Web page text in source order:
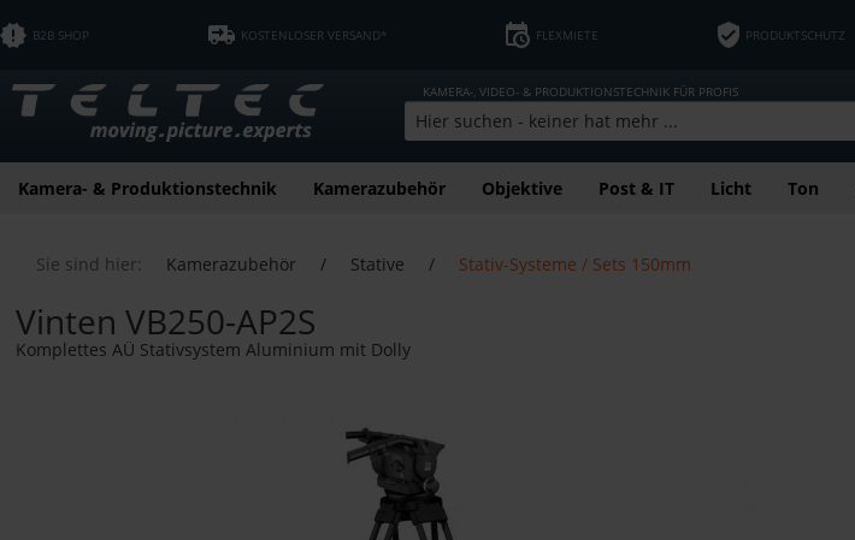
B2B SHOP KOSTENLOSER VERSAND* FLEXMIETE PRODUKTSCHUTZ
KAMERA-, VIDEO- & PRODUKTIONSTECHNIK FÜR PROFIS
Kamera- & Produktionstechnik Kamerazubehör Objektive Post & IT Licht Ton
Sie sind hier: Kamerazubehör / Stative / Stativ-Systeme / Sets 150mm
Vinten VB250-AP2S
Komplettes AÜ Stativsystem Aluminium mit Dolly